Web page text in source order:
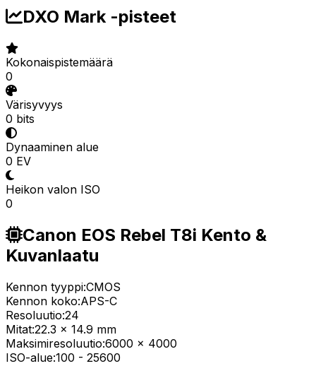
DXO Mark -pisteet
Kokonaispistemäärä
0
Värisyvyys
0 bits
Dynaaminen alue
0 EV
Heikon valon ISO
0
Canon EOS Rebel T8i Kento &
Kuvanlaatu
Kennon tyyppi:CMOS
Kennon koko:APS-C
Resoluutio:24
Mitat:22.3 x 14.9 mm
Maksimiresoluutio:6000 x 4000
ISO-alue:100 - 25600